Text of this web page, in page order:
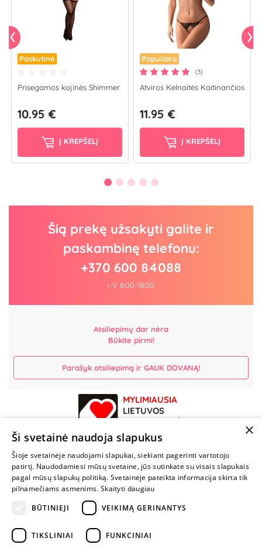
Paskutinė
Prisegamos kojinės Shimmer
10.95 €
Į KREPŠELĮ
Populiaru
(3)
Atviros Kelnaitės Kaitinančios
11.95 €
Į KREPŠELĮ
Šią prekę užsakyti galite ir
paskambinę telefonu:
+370 600 84088
I-V 8:00-18:00
Atsiliepimų dar nėra
Būkite pirmi!
Parašyk atsiliepimą ir GAUK DOVANĄ!
MYLIMIAUSIA
LIETUVOS
PARDUOTUVĖ
NENUSTOK
ŽAISTI
+370 600 84088
info@fantazijos.lt
×
Ši svetainė naudoja slapukus
Šioje svetainėje naudojami slapukai, siekiant pagerinti vartotojo
patirtį. Naudodamiesi mūsų svetaine, jūs sutinkate su visais slapukais
pagal mūsų slapukų politiką. Svetainėje pateikta informacija skirta tik
pilnamečiams asmenims. Skaityti daugiau
BŪTINIEJI
VEIKIMĄ GERINANTYS
TIKSLINIAI FUNKCINIAI